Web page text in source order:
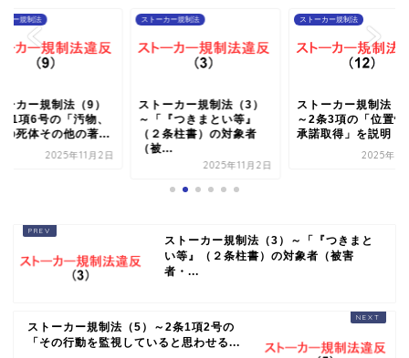
カー規制法
ーカー規制法（9）
1項6号の「汚物、
の死体その他の著...
2025年11月2日
ストーカー規制法
ストーカー規制法（3）
～「『つきまとい等』
（２条柱書）の対象者
（被...
2025年11月2日
ストーカー規制法
ストーカー規制法（
～2条3項の「位置情
承諾取得」を説明
2025年11
ストーカー規制法（3）～「『つきまと
い等』（２条柱書）の対象者（被害
者・...
ストーカー規制法（5）～2条1項2号の
「その行動を監視していると思わせる...